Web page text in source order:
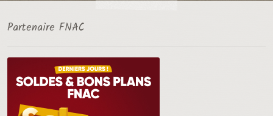
Partenaire FNAC